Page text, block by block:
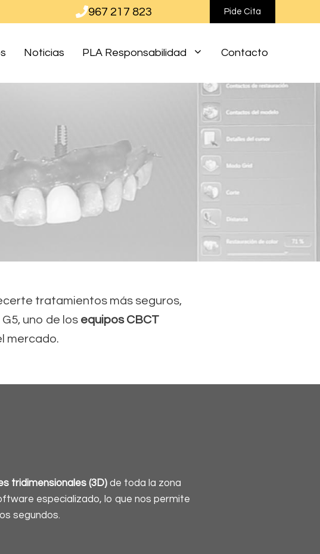
967 217 823 Pide Cita
Noticias PLA Responsabilidad Contacto
tratamientos más seguros,
uno de los equipos CBCT
mercado.
tridimensionales (3D)de toda la zona
especializado, lo que nos permite
segundos.